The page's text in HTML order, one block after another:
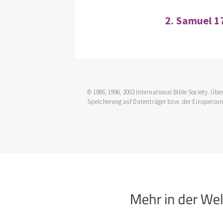
2. Samuel
© 1986, 1996, 2002 International Bible Society.
Speicherung auf Datenträger bzw. der
Mehr in der